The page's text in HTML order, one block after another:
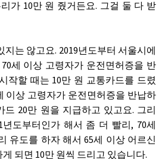
가 10만 원 줬거든요. 그걸 둘 다 받
지는 않고요. 2019년도부터 서울시에
세 이상 고령자가 운전면허증을 반
작할 때는 10만 원 교통카드를 드렸
이상 고령자가 운전면허증을 반납하
드 20만 원을 지급하고 있고요. 그리
년도부터인가 해서 좀 더 빨리, 70세
유도를 하자 해서 65세 이상 어르신
되면 10만 원씩 드리고 있습니다.